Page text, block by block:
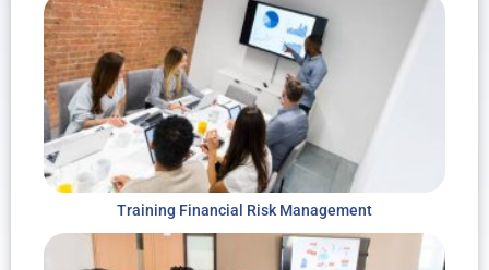
Training Financial Risk Management